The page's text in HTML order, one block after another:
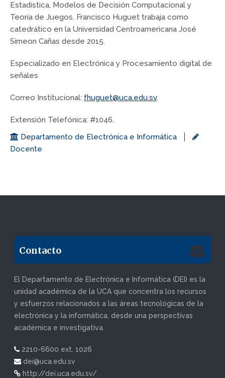
Estadística, Modelos de Decisión Computacional y
Teoría de Juegos. Francisco Huguet trabaja como
catedrático en la Universidad Centroamericana José
Simeon Cañas desde 2015.
Especializado en Electrónica y Procesamiento digital de
señales
Correo Institucional: fhuguet@uca.edu.sv.
Extensión Telefónica: #1046.
Departamento de Electrónica e Informática
Docente
Contacto
El Departamento de Electrónica e Informática (DEI) es la
unidad académica de la UCA que concentra los recursos
y esfuerzos relacionados a las áreas tecnológicas de la
electrónica y la informática, desde una perspectivas
académica e investigativa.
2210-6600 ext. 1026
dei@uca.edu.sv
http://dei.uca.edu.sv/